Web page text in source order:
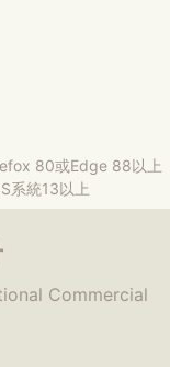
80或Edge 88以上
系統13以上
Commercial